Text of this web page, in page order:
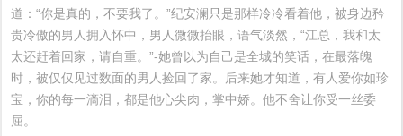
道：“你是真的，不要我了。”纪安澜只是那样冷冷看着他，被身边矜
贵冷傲的男人拥入怀中，男人微微抬眼，语气淡然，“江总，我和太
太还赶着回家，请自重。”-她曾以为自己是全城的笑话，在最落魄
时，被仅仅见过数面的男人捡回了家。后来她才知道，有人爱你如珍
宝，你的每一滴泪，都是他心尖肉，掌中娇。他不舍让你受一丝委
屈。